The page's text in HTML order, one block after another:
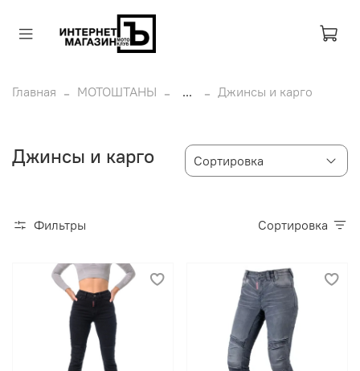
Главная МОТОШТАНЫ ... Джинсы и карго
Джинсы и карго
Фильтры Сортировка